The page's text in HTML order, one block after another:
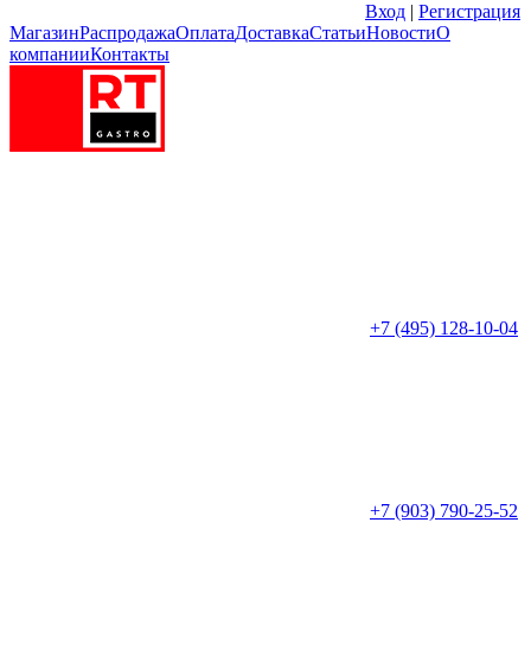
Вход | Регистрация
МагазинРаспродажаОплатаДоставкаСтатьиНовостиО
компанииКонтакты
+7 (495) 128-10-04
+7 (903) 790-25-52